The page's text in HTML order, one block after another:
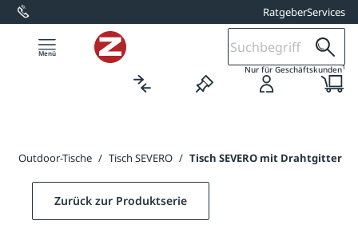
springen RatgeberServices
Nur für Geschäftskunden1
Outdoor-Tische / Tisch SEVERO / Tisch SEVERO mit Drahtgitter
Zurück zur Produktserie